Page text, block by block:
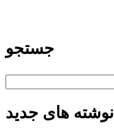
جستجو
نوشته های جدید